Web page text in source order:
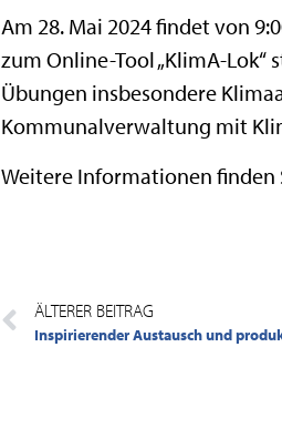
Am 28. Mai 2024 findet von
zum Online-Tool „KlimA-
Übungen insbesondere
Kommunalverwaltung mit
Weitere Informationen finden
ÄLTERER BEITRAG